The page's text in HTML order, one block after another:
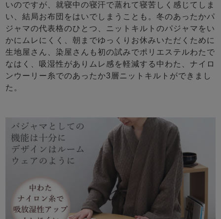
いのですが、就寝中の寝汗で蒸れて寝苦しく感じてしま
い、結局お布団をはいでしまうことも。冬のあったかパ
ジャマの代表格のひとつ、ニットキルトのパジャマをい
かにムレにくく、朝までゆっくりお休みいただくために
生地屋さん、染屋さんも初の試みでポリエステルわたで
なはく、吸湿性がありムレ感を軽減する中わた、ナイロ
ンウーリー糸でのあったか3層ニットキルトができまし
た。